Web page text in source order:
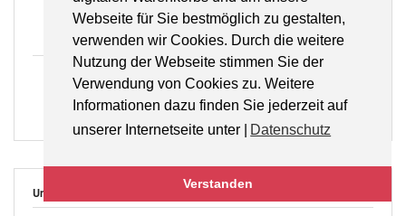
Webseite für Sie bestmöglich zu gestalten,
verwenden wir Cookies. Durch die weitere
Nutzung der Webseite stimmen Sie der
Verwendung von Cookies zu. Weitere
Informationen dazu finden Sie jederzeit auf
unserer Internetseite unter |
Datenschutz
Verstanden
Gratisversand
für Bücher innerhalb Deutschlands
Lieferung auf Rechnung
Wir bieten Ihnen die bequeme Lieferung auf Rechnung (Neukunden bis zu einem
Unsere Fachportale